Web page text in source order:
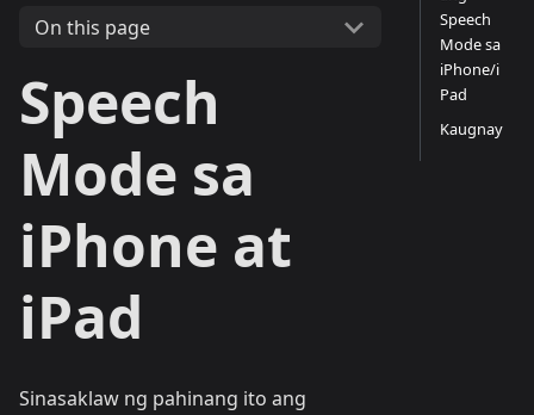
On this page
Speech
Mode sa
iPhone at
iPad
Sinasaklaw ng pahinang ito ang
Speech
Mode sa
iPhone/i
Pad
Kaugnay